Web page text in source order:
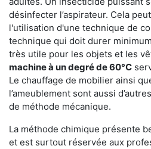
désinfecter l’aspirateur. Cela
l'utilisation d'une technique de
technique qui doit durer
très utile pour les objets et les
machine à un degré de 60°C
Le chauffage de mobilier ainsi
l’ameublement sont aussi
de méthode mécanique.
La méthode chimique présente
et est surtout réservée aux